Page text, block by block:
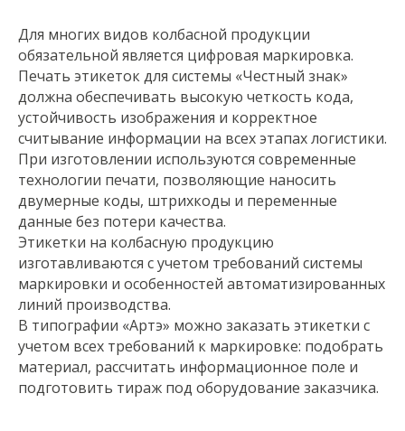
Для многих видов колбасной продукции
обязательной является цифровая маркировка.
Печать этикеток для системы «Честный знак»
должна обеспечивать высокую четкость кода,
устойчивость изображения и корректное
считывание информации на всех этапах логистики.
При изготовлении используются современные
технологии печати, позволяющие наносить
двумерные коды, штрихкоды и переменные
данные без потери качества.
Этикетки на колбасную продукцию
изготавливаются с учетом требований системы
маркировки и особенностей автоматизированных
линий производства.
В типографии «Артэ» можно заказать этикетки с
учетом всех требований к маркировке: подобрать
материал, рассчитать информационное поле и
подготовить тираж под оборудование заказчика.